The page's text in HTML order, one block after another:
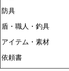
防具
盾・職人・釣具
アイテム・素材
依頼書